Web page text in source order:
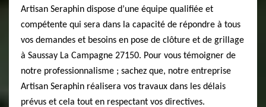
Artisan Seraphin dispose d’une équipe qualifiée et
compétente qui sera dans la capacité de répondre à tous
vos demandes et besoins en pose de clôture et de grillage
à Saussay La Campagne 27150. Pour vous témoigner de
notre professionnalisme ; sachez que, notre entreprise
Artisan Seraphin réalisera vos travaux dans les délais
prévus et cela tout en respectant vos directives.